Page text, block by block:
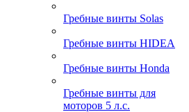
Гребные винты Solas
Гребные винты HIDEA
Гребные винты Honda
Гребные винты для
моторов 5 л.с.